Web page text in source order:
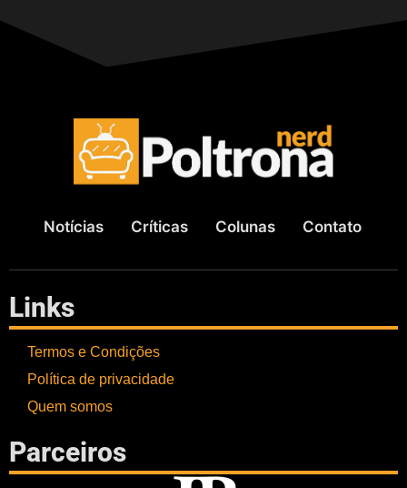
Notícias Críticas Colunas Contato
Links
Termos e Condições
Política de privacidade
Quem somos
Parceiros